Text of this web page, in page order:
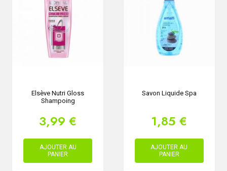
Elsève Nutri Gloss
Shampoing
3,99 €
AJOUTER AU
PANIER
Savon Liquide Spa
1,85 €
AJOUTER AU
PANIER